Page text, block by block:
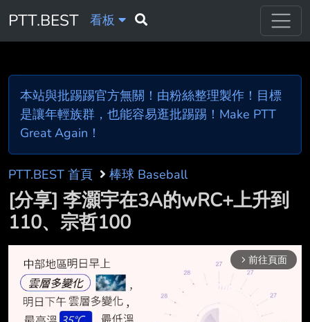
PTT.BEST 看板
本站與批踢踢官方無關！由粉絲整理製作！目標
是讓年輕族群，也能容易逛批踢踢！Make PTT
Great Again！
PTT.BEST 首頁 棒球 Baseball
[分享] 李灝宇在3A的wRC+上升到
110、宗哲100
arrow_forward_ios 前往頁面